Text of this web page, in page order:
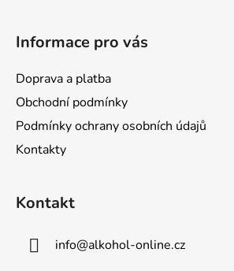
u
Informace pro vás
Doprava a platba
Obchodní podmínky
Podmínky ochrany osobních údajů
Kontakty
Kontakt
info@alkohol-online.cz